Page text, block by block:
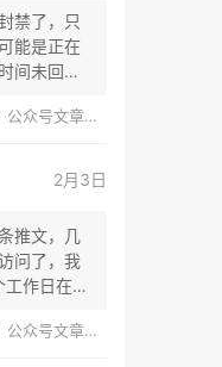
禁了，只
能是正在
间未回
么检测是否违规？
2月3日
推文，几
问了，我
作日在微
么检测是否违规？